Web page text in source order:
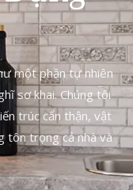
một phần tự nhiên
sơ khai. Chúng tôi
trúc cẩn thận, vật
tôn trọng cả nhà và